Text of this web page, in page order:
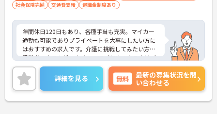
社会保険完備
交通費支給 退職金制度あり
年間休日120日もあり、各種手当も充実。マイカー
通勤も可能でありプライベートを大事にしたい方に
はおすすめの求人です。介護に挑戦してみたい方や
経験者の方でも構いませんのでご興味のある方はご
面接のポイントお伝えしますのでご気軽にお問い合
わせください。詳細を見る 無料
最新の募集状況を問
い合わせる